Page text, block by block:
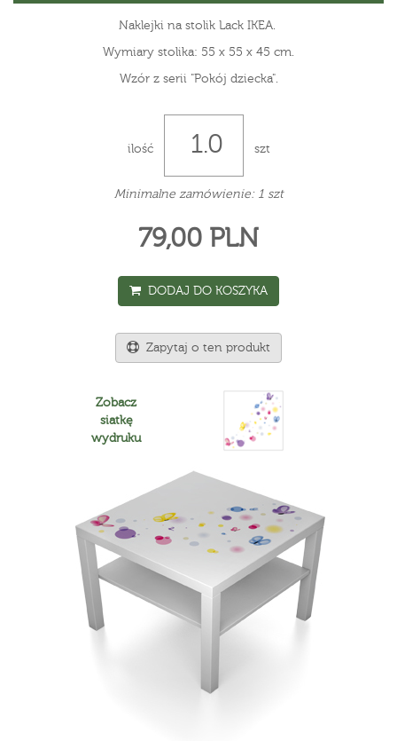
Naklejki na stolik Lack IKEA.
Wymiary stolika: 55 x 55 x 45 cm.
Wzór z serii "Pokój dziecka".
ilość szt
Minimalne zamówienie: 1 szt
79,00 PLN
DODAJ DO KOSZYKA
Zapytaj o ten produkt
Zobacz
siatkę
wydruku